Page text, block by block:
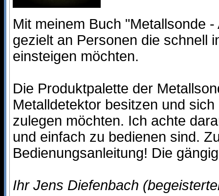
Mit meinem Buch "Metallsonde
gezielt an Personen die schnell
einsteigen möchten.
Die Produktpalette der
Metalldetektor besitzen und
zulegen möchten. Ich achte
und einfach zu bedienen sind.
Bedienungsanleitung! Die
Ihr Jens Diefenbach